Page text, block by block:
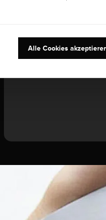
Alle Cookies